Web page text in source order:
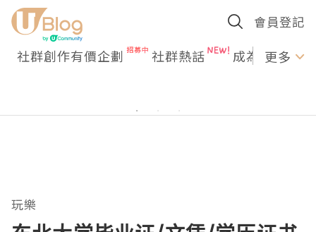
會員登記
社群創作有價企劃 社群熱話 成為U更多
玩樂